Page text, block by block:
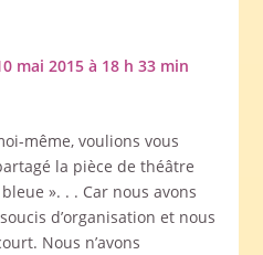
mai 2015 à 18 h 33 min
même, voulions vous
la pièce de théâtre
». . . Car nous avons
d’organisation et nous
Nous n’avons